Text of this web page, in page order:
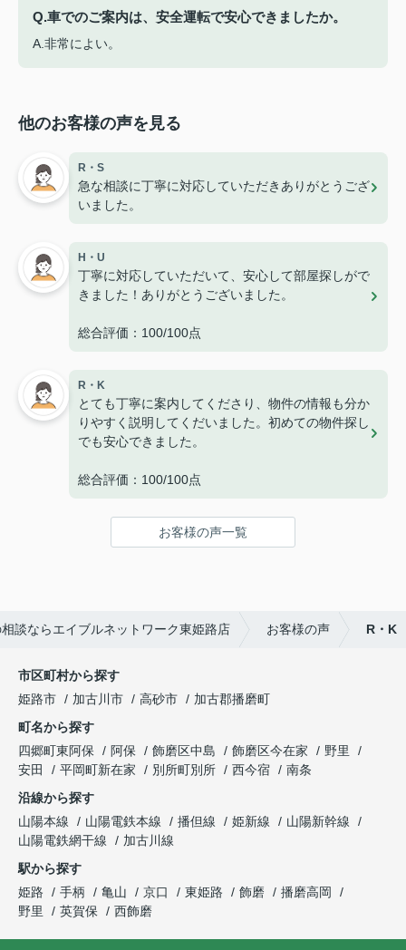
Q.車でのご案内は、安全運転で安心できましたか。
A.非常によい。
他のお客様の声を見る
R・S
急な相談に丁寧に対応していただきありがとうござ
いました。
H・U
丁寧に対応していただいて、安心して部屋探しがで
きました！ありがとうございました。
総合評価：100/100点
R・K
とても丁寧に案内してくださり、物件の情報も分か
りやすく説明してくだいました。初めての物件探し
でも安心できました。
総合評価：100/100点
お客様の声一覧
談ならエイブルネットワーク東姫路店 お客様の声 R・K
市区町村から探す
姫路市
加古川市 高砂市
加古郡播磨町
町名から探す
四郷町東阿保
阿保 飾磨区中島 飾磨区今在家
野里
安田
平岡町新在家 別所町別所 西今宿
南条
沿線から探す
山陽本線
山陽電鉄本線 播但線 姫新線
山陽新幹線
山陽電鉄網干線
加古川線
駅から探す
姫路
手柄 亀山 京口 東姫路 飾磨
播磨高岡
野里
英賀保 西飾磨